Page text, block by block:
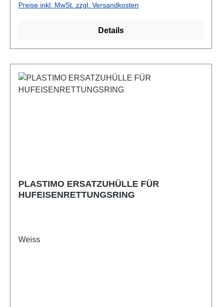
Preise inkl. MwSt. zzgl. Versandkosten
Details
PLASTIMO ERSATZUHÜLLE FÜR
HUFEISENRETTUNGSRING
Weiss